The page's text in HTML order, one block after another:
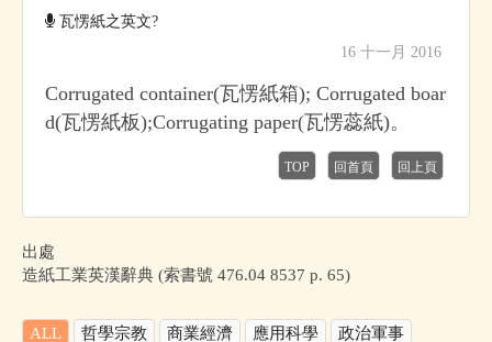
瓦愣紙之英文?
16 十一月 2016
Corrugated container(瓦愣紙箱); Corrugated boar
d(瓦愣紙板);Corrugating paper(瓦愣蕊紙)。
TOP 回首頁 回上頁
出處
造紙工業英漢辭典 (索書號 476.04 8537 p. 65)
ALL 哲學宗教 商業經濟 應用科學
政治軍事